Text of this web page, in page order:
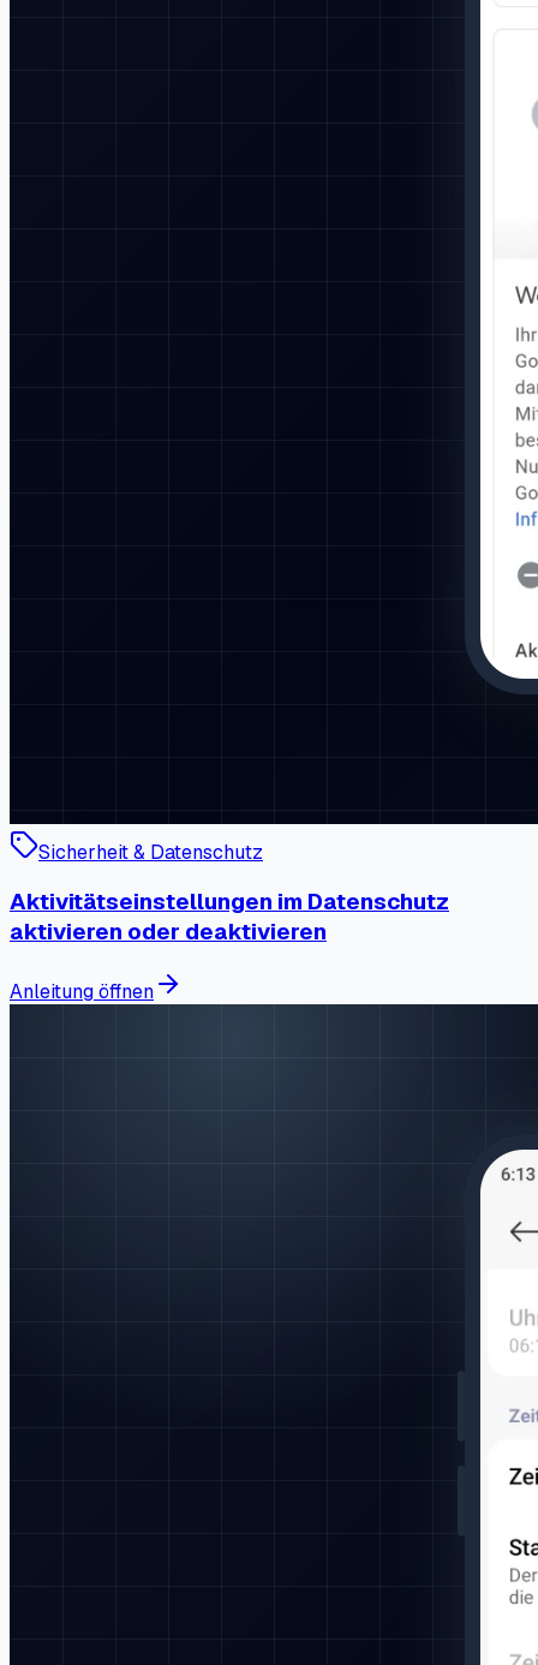
Sicherheit & Datenschutz
Aktivitätseinstellungen im Datenschutz
aktivieren oder deaktivieren
Anleitung öffnen